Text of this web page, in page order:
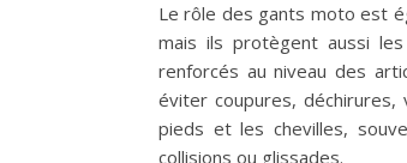
Le rôle des gants moto est
mais ils protègent aussi
renforcés au niveau des
éviter coupures,
pieds et les chevilles,
collisions ou glissades.